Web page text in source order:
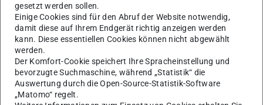
gesetzt werden sollen.
Einige Cookies sind für den Abruf der Website notwendig,
damit diese auf Ihrem Endgerät richtig anzeigen werden
kann. Diese essentiellen Cookies können nicht abgewählt
werden.
Der Komfort-Cookie speichert Ihre Spracheinstellung und
bevorzugte Suchmaschine, während „Statistik“ die
Auswertung durch die Open-Source-Statistik-Software
„Matomo“ regelt.